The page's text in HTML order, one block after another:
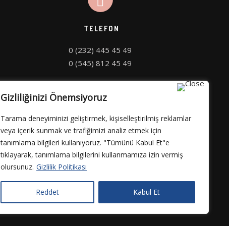
Gizliliğinizi Önemsiyoruz
Tarama deneyiminizi geliştirmek, kişiselleştirilmiş reklamlar
veya içerik sunmak ve trafiğimizi analiz etmek için
tanımlama bilgileri kullanıyoruz. "Tümünü Kabul Et"e
tıklayarak, tanımlama bilgilerini kullanmamıza izin vermiş
olursunuz. Gizlilik Politikası
Reddet Kabul Et
TELEFON
0 (545) 812 45 49